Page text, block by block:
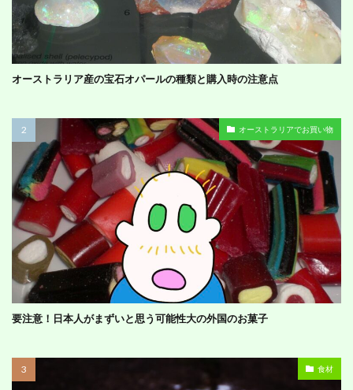
オーストラリア産の宝石オパールの種類と購入時の注意点
オーストラリアでお買い物
要注意！日本人がまずいと思う可能性大の外国のお菓子
食材